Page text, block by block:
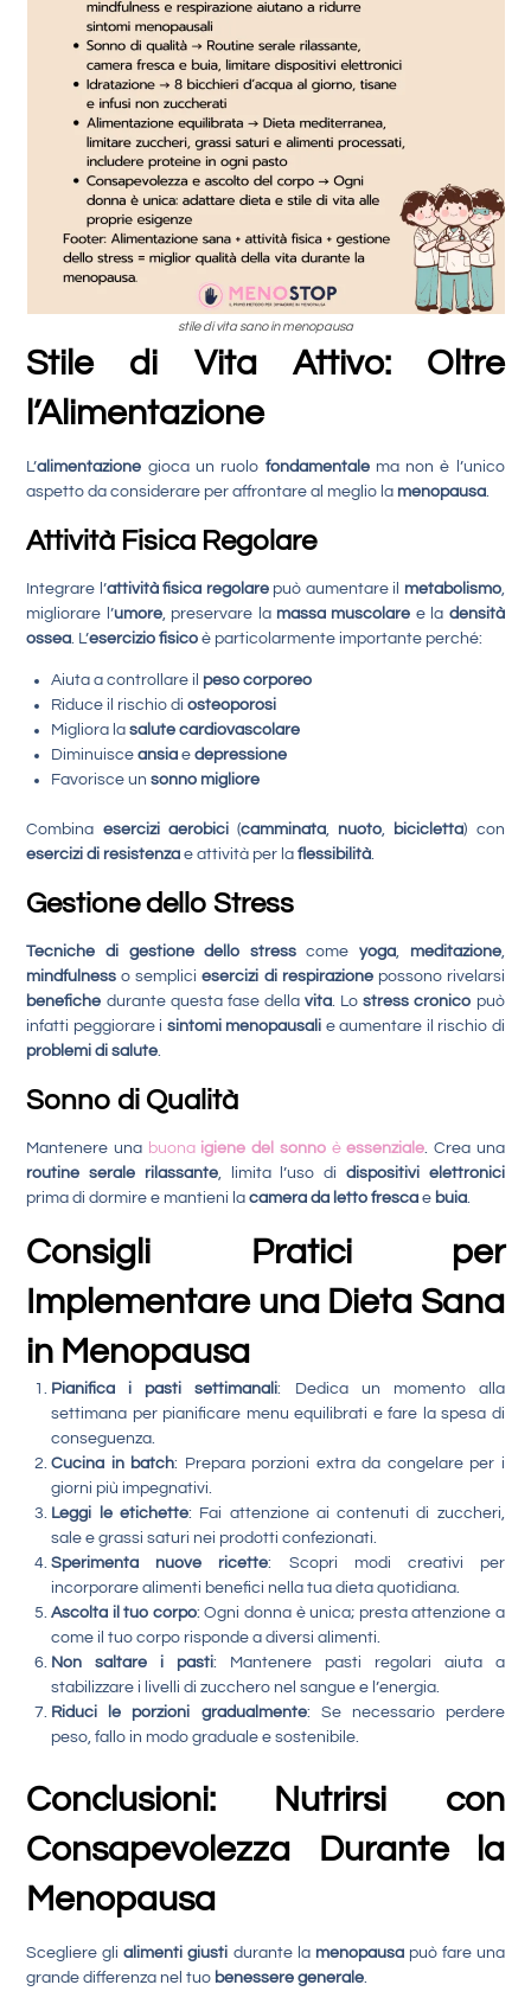
stile di vita sano in menopausa
Stile di Vita Attivo: Oltre
l’Alimentazione
L’alimentazione gioca un ruolo fondamentalema non è l’unico
aspetto da considerare per affrontare al meglio la menopausa.
Attività Fisica Regolare
Integrare l’attività fisica regolarepuò aumentare il metabolismo,
migliorare l’umore, preservare la massa muscolare e la densità
ossea. L’esercizio fisico è particolarmente importante perché:
Aiuta a controllare il peso corporeo
Riduce il rischio diosteoporosi
Migliora lasalute cardiovascolare
Diminuisceansia edepressione
Favorisce unsonno migliore
Combina esercizi aerobici(camminata, nuoto, bicicletta) con
esercizi di resistenza e attività per laflessibilità.
Gestione dello Stress
Tecniche di gestione dello stresscomeyoga, meditazione,
mindfulness o sempliciesercizi di respirazionepossono rivelarsi
benefiche durante questa fase dellavita. Lostress cronico può
infatti peggiorare i sintomi menopausali e aumentare il rischio di
problemi di salute.
Sonno di Qualità
Mantenere una buona igiene del sonnoèessenziale. Crea una
routine serale rilassante, limita l’uso di dispositivi elettronici
prima di dormire e mantieni lacamera da letto fresca e buia.
Consigli Pratici per
Implementare una Dieta Sana
in Menopausa
Pianifica i pasti settimanali: Dedica un momento alla
settimana per pianificare menu equilibrati e fare la spesa di
conseguenza.
Cucina in batch: Prepara porzioni extra da congelare per i
giorni più impegnativi.
Leggi le etichette: Fai attenzione ai contenuti di zuccheri,
sale e grassi saturi nei prodotti confezionati.
Sperimenta nuove ricette: Scopri modi creativi per
incorporare alimenti benefici nella tua dieta quotidiana.
Ascolta il tuo corpo: Ogni donna è unica; presta attenzione a
come il tuo corpo risponde a diversi alimenti.
Non saltare i pasti: Mantenere pasti regolari aiuta a
stabilizzare i livelli di zucchero nel sangue e l’energia.
Riduci le porzioni gradualmente: Se necessario perdere
peso, fallo in modo graduale e sostenibile.
Conclusioni: Nutrirsi con
Consapevolezza Durante la
Menopausa
Scegliere glialimenti giusti durante la menopausapuò fare una
grande differenza nel tuo benessere generale.